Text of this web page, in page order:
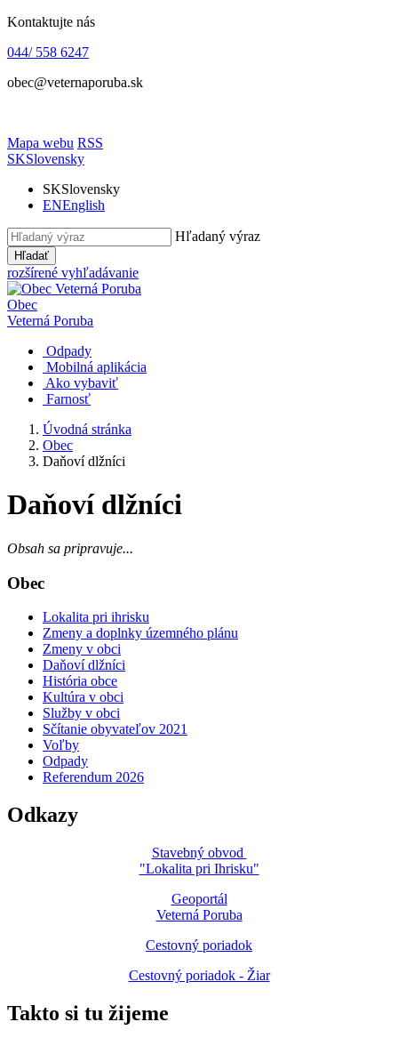
Kontaktujte nás
044/ 558 6247
obec@veternaporuba.sk
Mapa webu RSS
SKSlovensky
SKSlovensky
ENEnglish
Hľadaný výraz
Hľadať
rozšírené vyhľadávanie
Obec
Veterná Poruba
Odpady
Mobilná aplikácia
Ako vybaviť
Farnosť
Úvodná stránka
Obec
Daňoví dlžníci
Daňoví dlžníci
Obsah sa pripravuje...
Obec
Lokalita pri ihrisku
Zmeny a doplnky územného plánu
Zmeny v obci
Daňoví dlžníci
História obce
Kultúra v obci
Služby v obci
Sčítanie obyvateľov 2021
Voľby
Odpady
Referendum 2026
Odkazy
Stavebný obvod
"Lokalita pri Ihrisku"
Geoportál
Veterná Poruba
Cestovný poriadok
Cestovný poriadok - Žiar
Takto si tu žijeme